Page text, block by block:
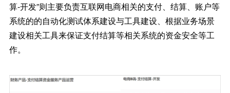
算-开发”则主要负责互联网电商相关的支付、结算、账户等
系统的的自动化测试体系建设与工具建设、根据业务场景
建设相关工具来保证支付结算等相关系统的资金安全等工
作。